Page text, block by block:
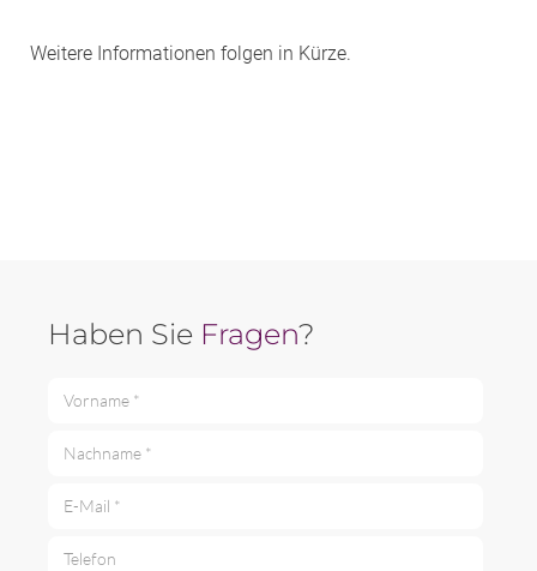
Weitere Informationen folgen in Kürze.
Haben Sie Fragen?